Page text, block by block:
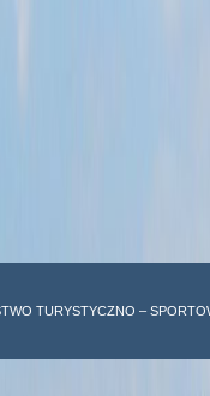
TURYSTYCZNO –